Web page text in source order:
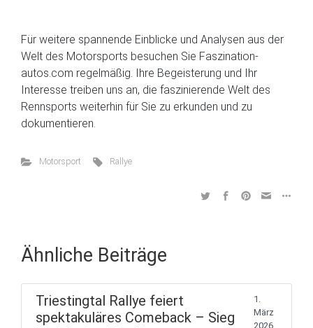
Für weitere spannende Einblicke und Analysen aus der
Welt des Motorsports besuchen Sie Faszination-
autos.com regelmäßig. Ihre Begeisterung und Ihr
Interesse treiben uns an, die faszinierende Welt des
Rennsports weiterhin für Sie zu erkunden und zu
dokumentieren.
Motorsport Rallye
Ähnliche Beiträge
Triestingtal Rallye feiert
spektakuläres Comeback – Sieg
1.
März
2026